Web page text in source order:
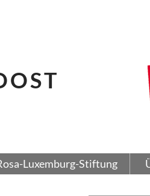
Luxemburg-Stiftung